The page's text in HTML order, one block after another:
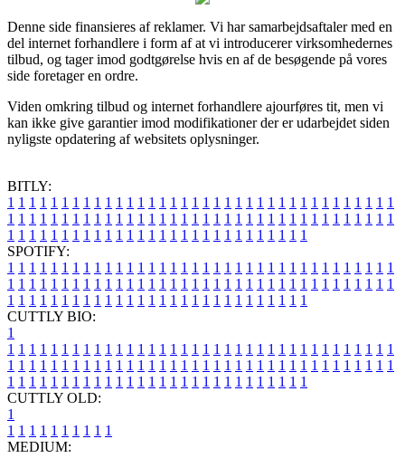
Denne side finansieres af reklamer. Vi har samarbejdsaftaler med en
del internet forhandlere i form af at vi introducerer virksomhedernes
tilbud, og tager imod godtgørelse hvis en af de besøgende på vores
side foretager en ordre.
Viden omkring tilbud og internet forhandlere ajourføres tit, men vi
kan ikke give garantier imod modifikationer der er udarbejdet siden
nyligste opdatering af websitets oplysninger.
BITLY:
1 1 1 1 1 1 1 1 1 1 1 1 1 1 1 1 1 1 1 1 1 1 1 1 1 1 1 1 1 1 1 1 1 1 1 1
1 1 1 1 1 1 1 1 1 1 1 1 1 1 1 1 1 1 1 1 1 1 1 1 1 1 1 1 1 1 1 1 1 1 1 1
1 1 1 1 1 1 1 1 1 1 1 1 1 1 1 1 1 1 1 1 1 1 1 1 1 1 1 1
SPOTIFY:
1 1 1 1 1 1 1 1 1 1 1 1 1 1 1 1 1 1 1 1 1 1 1 1 1 1 1 1 1 1 1 1 1 1 1 1
1 1 1 1 1 1 1 1 1 1 1 1 1 1 1 1 1 1 1 1 1 1 1 1 1 1 1 1 1 1 1 1 1 1 1 1
1 1 1 1 1 1 1 1 1 1 1 1 1 1 1 1 1 1 1 1 1 1 1 1 1 1 1 1
CUTTLY BIO:
1
1 1 1 1 1 1 1 1 1 1 1 1 1 1 1 1 1 1 1 1 1 1 1 1 1 1 1 1 1 1 1 1 1 1 1 1
1 1 1 1 1 1 1 1 1 1 1 1 1 1 1 1 1 1 1 1 1 1 1 1 1 1 1 1 1 1 1 1 1 1 1 1
1 1 1 1 1 1 1 1 1 1 1 1 1 1 1 1 1 1 1 1 1 1 1 1 1 1 1 1
CUTTLY OLD:
1
1 1 1 1 1 1 1 1 1 1
MEDIUM: